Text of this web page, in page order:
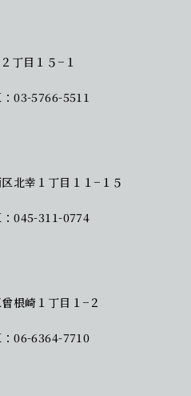
丁目１５−１
03-5766-5511
北幸１丁目１１−１５
045-311-0774
根崎１丁目１−２
06-6364-7710